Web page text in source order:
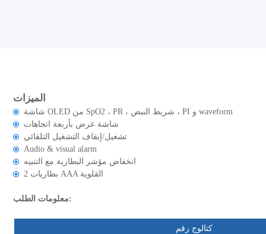
الميزات
شاشة OLED من SpO2 ، PR ، شريط النبض ، PI و waveform
شاشة عرض بأربعة اتجاهات
تشغيل/إيقاف التشغيل التلقائي
Audio & visual alarm
انخفاض مؤشر البطارية مع التنبيه
2 بطاريات AAA القلوية
معلومات الطلب:
كتالوج رقم